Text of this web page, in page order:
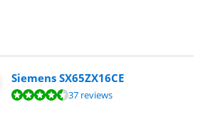
Siemens SX65ZX16CE
10, gebaseerd op 37 reviews.
37 reviews